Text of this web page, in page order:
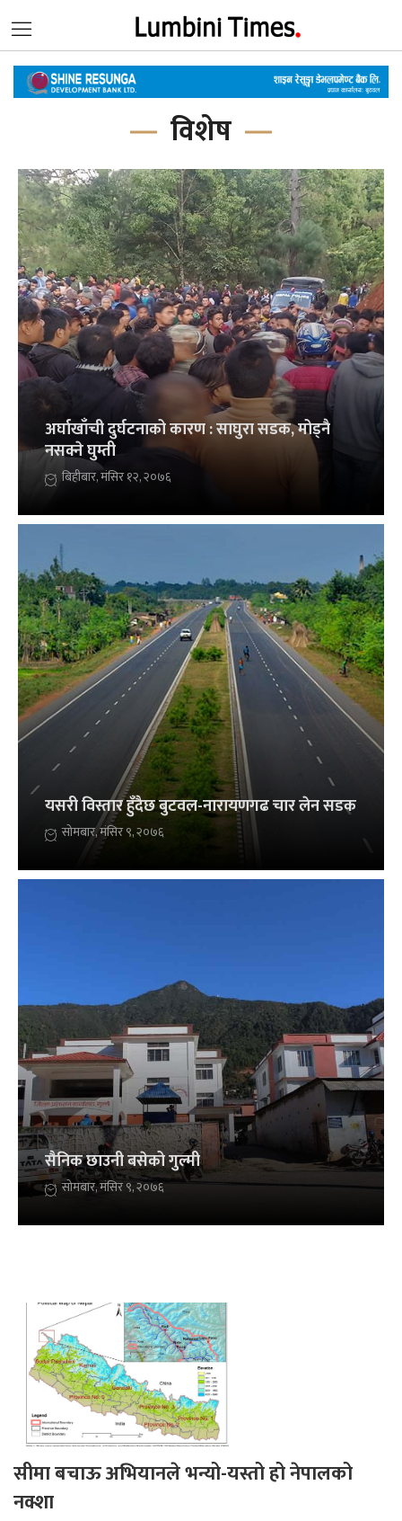
विशेष
अर्घाखाँची दुर्घटनाको कारण : साघुरा सडक, मोड्नै
नसक्ने घुम्ती
बिहीबार, मंसिर १२, २०७६
यसरी विस्तार हुँदैछ बुटवल-नारायणगढ चार लेन सडक
सोमबार, मंसिर ९, २०७६
सैनिक छाउनी बसेको गुल्मी
सोमबार, मंसिर ९, २०७६
सीमा बचाऊ अभियानले भन्यो-यस्तो हो नेपालको
नक्शा